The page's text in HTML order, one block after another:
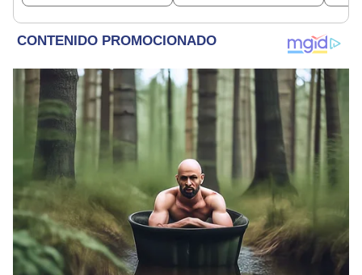
Amazonía al 2030
1974
este